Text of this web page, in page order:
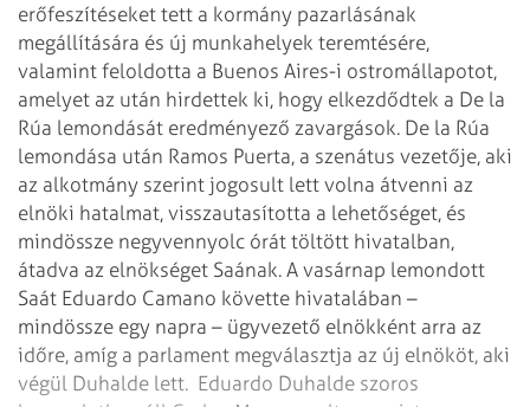
erőfeszítéseket tett a kormány pazarlásának
megállítására és új munkahelyek teremtésére,
valamint feloldotta a Buenos Aires-i ostromállapotot,
amelyet az után hirdettek ki, hogy elkezdődtek a De la
Rúa lemondását eredményező zavargások. De la Rúa
lemondása után Ramos Puerta, a szenátus vezetője, aki
az alkotmány szerint jogosult lett volna átvenni az
elnöki hatalmat, visszautasította a lehetőséget, és
mindössze negyvennyolc órát töltött hivatalban,
átadva az elnökséget Saának. A vasárnap lemondott
Saát Eduardo Camano követte hivatalában –
mindössze egy napra – ügyvezető elnökként arra az
időre, amíg a parlament megválasztja az új elnököt, aki
végül Duhalde lett. Eduardo Duhalde szoros